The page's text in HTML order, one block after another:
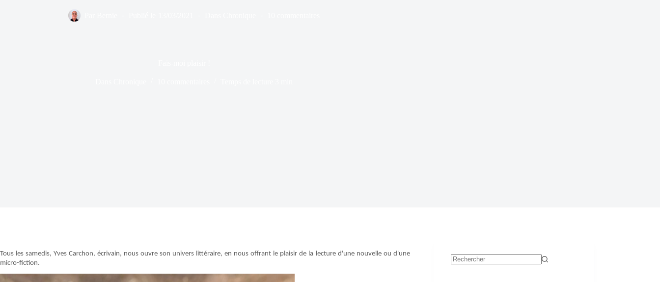
Tous les samedis, Yves Carchon, écrivain, nous ouvre son univers littéraire, en nous offrant le plaisir de la lecture d'une nouvelle ou d'une
micro-fiction.